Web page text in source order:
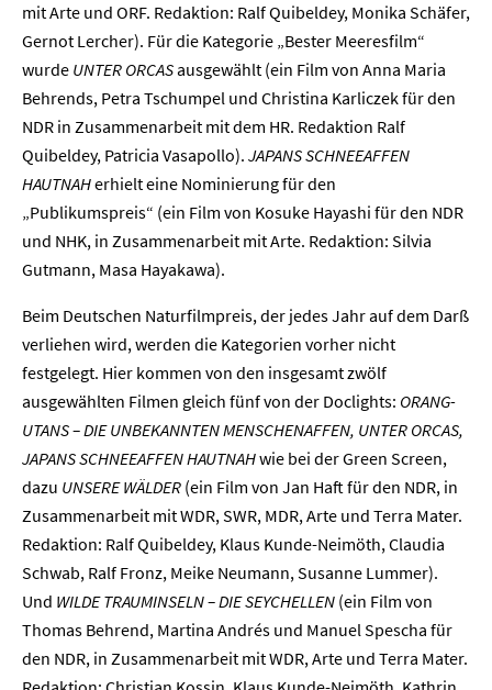
mit Arte und ORF. Redaktion: Ralf Quibeldey, Monika Schäfer,
Gernot Lercher). Für die Kategorie „Bester Meeresfilm“
wurde UNTER ORCASausgewählt (ein Film von Anna Maria
Behrends, Petra Tschumpel und Christina Karliczek für den
NDR in Zusammenarbeit mit dem HR. Redaktion Ralf
Quibeldey, Patricia Vasapollo). JAPANS SCHNEEAFFEN
HAUTNAHerhielt eine Nominierung für den
„Publikumspreis“ (ein Film von Kosuke Hayashi für den NDR
und NHK, in Zusammenarbeit mit Arte. Redaktion: Silvia
Gutmann, Masa Hayakawa).
Beim Deutschen Naturfilmpreis, der jedes Jahr auf dem Darß
verliehen wird, werden die Kategorien vorher nicht
festgelegt. Hier kommen von den insgesamt zwölf
ausgewählten Filmen gleich fünf von der Doclights: ORANG-
UTANS – DIE UNBEKANNTEN MENSCHENAFFEN, UNTER ORCAS,
JAPANS SCHNEEAFFEN HAUTNAHwie bei der Green Screen,
dazu UNSERE WÄLDER (ein Film von Jan Haft für den NDR, in
Zusammenarbeit mit WDR, SWR, MDR, Arte und Terra Mater.
Redaktion: Ralf Quibeldey, Klaus Kunde-Neimöth, Claudia
Schwab, Ralf Fronz, Meike Neumann, Susanne Lummer).
Und WILDE TRAUMINSELN – DIE SEYCHELLEN (ein Film von
Thomas Behrend, Martina Andrés und Manuel Spescha für
den NDR, in Zusammenarbeit mit WDR, Arte und Terra Mater.